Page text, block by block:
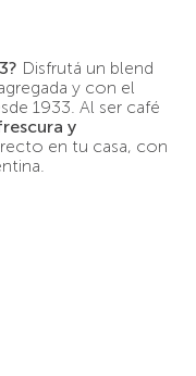
Disfrutá un blend
y con el
1933. Al ser café
y
en tu casa, con